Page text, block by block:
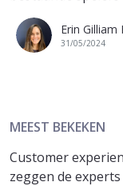
Erin Gilliam
31/05/2024
MEEST BEKEKEN
Customer
zeggen de experts